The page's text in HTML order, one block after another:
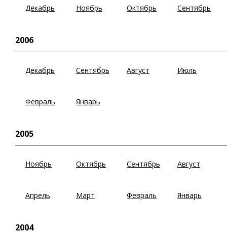
Декабрь Ноябрь Октябрь Сентябрь
2006
Декабрь Сентябрь Август Июль
Февраль Январь
2005
Ноябрь Октябрь Сентябрь Август
Апрель Март Февраль Январь
2004